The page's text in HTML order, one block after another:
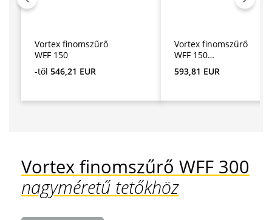
Vortex finomszűrő
WFF 150
Normál ár:
-től 546,21 EUR
Vortex finomszűrő
WFF 150
hosszabbítócsővel
Normál ár:
593,81 EUR
Vortex finomszűrő WFF 300
nagyméretű tetőkhöz